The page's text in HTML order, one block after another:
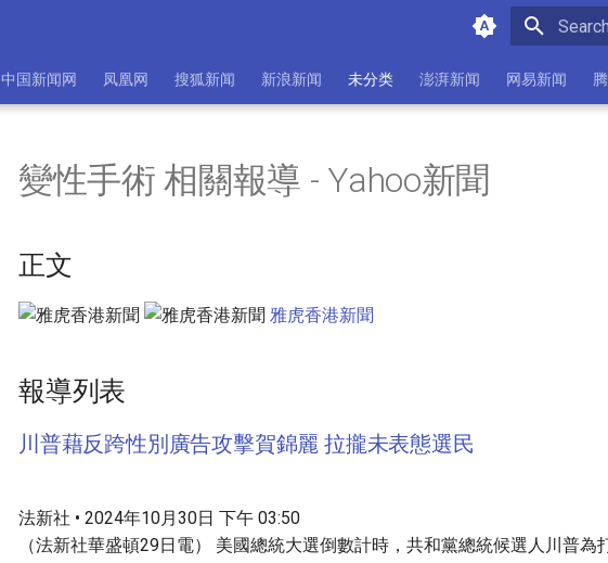
中国新闻网 凤凰网 搜狐新闻 新浪新闻 未分类 澎湃新闻 网易新闻
變性手術 相關報導 - Yahoo新聞
正文
雅虎香港新聞
報導列表
川普藉反跨性別廣告攻擊賀錦麗 拉攏未表態選民
法新社 • 2024年10月30日 下午 03:50
（法新社華盛頓29日電） 美國總統大選倒數計時，共和黨總統候選人川普為